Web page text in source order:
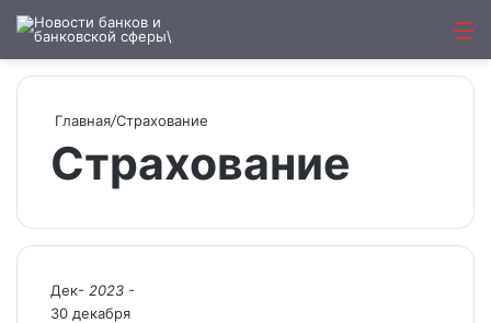
Главная/Страхование
Страхование
Дек- 2023 -
30 декабря